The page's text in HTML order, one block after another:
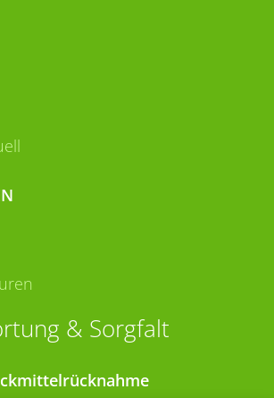
& Sorgfalt